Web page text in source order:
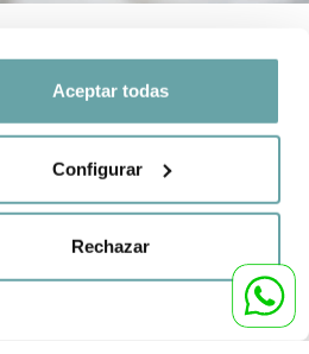
Aceptar todas
Configurar
Rechazar
AFEGIR A LA CISTELLA
NOS A
la teva
#BITTIBEBE